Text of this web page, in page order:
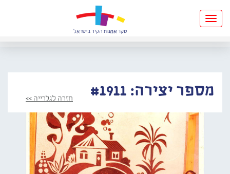
Toggle
navigation
מספר יצירה: #1911 חזרה לגלרייה >>